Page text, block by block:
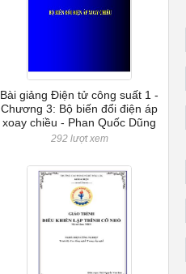
Bài giảng Điện tử công suất 1 -
Chương 3: Bộ biến đổi điện áp
xoay chiều - Phan Quốc Dũng
292 lượt xem